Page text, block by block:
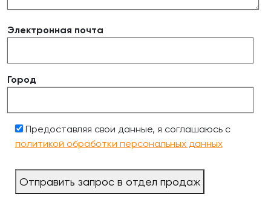
Электронная почта
Город
Предоставляя свои данные, я соглашаюсь с
политикой обработки персональных данных
Отправить запрос в отдел продаж